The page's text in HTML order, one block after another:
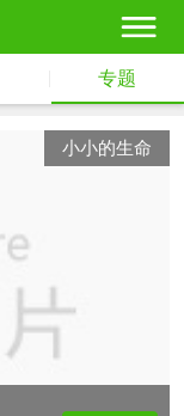
专题
小小的生命